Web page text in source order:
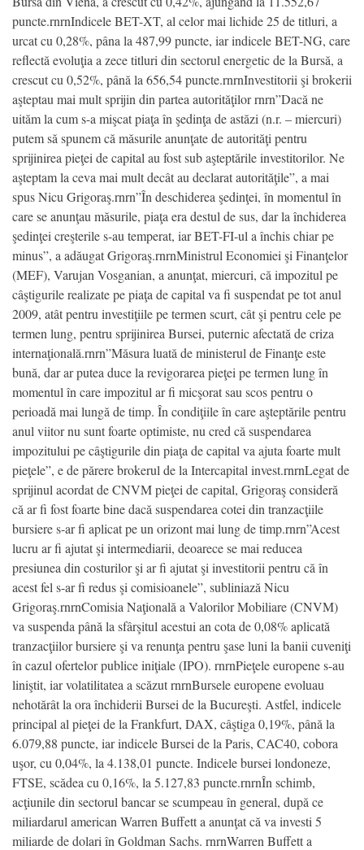
puncte.rnrnIndicele BET-XT, al celor mai lichide 25 de titluri, a
urcat cu 0,28%, pâna la 487,99 puncte, iar indicele BET-NG, care
reflectă evoluţia a zece titluri din sectorul energetic de la Bursă, a
crescut cu 0,52%, până la 656,54 puncte.rnrnInvestitorii şi brokerii
aşteptau mai mult sprijin din partea autorităţilor rnrn”Dacă ne
uităm la cum s-a mişcat piaţa în şedinţa de astăzi (n.r. – miercuri)
putem să spunem că măsurile anunţate de autorităţi pentru
sprijinirea pieţei de capital au fost sub aşteptările investitorilor. Ne
aşteptam la ceva mai mult decât au declarat autorităţile”, a mai
spus Nicu Grigoraş.rnrn”În deschiderea şedinţei, în momentul în
care se anunţau măsurile, piaţa era destul de sus, dar la închiderea
şedinţei creşterile s-au temperat, iar BET-FI-ul a închis chiar pe
minus”, a adăugat Grigoraş.rnrnMinistrul Economiei şi Finanţelor
(MEF), Varujan Vosganian, a anunţat, miercuri, că impozitul pe
câştigurile realizate pe piaţa de capital va fi suspendat pe tot anul
2009, atât pentru investiţiile pe termen scurt, cât şi pentru cele pe
termen lung, pentru sprijinirea Bursei, puternic afectată de criza
internaţională.rnrn”Măsura luată de ministerul de Finanţe este
bună, dar ar putea duce la revigorarea pieţei pe termen lung în
momentul în care impozitul ar fi micşorat sau scos pentru o
perioadă mai lungă de timp. În condiţiile în care aşteptările pentru
anul viitor nu sunt foarte optimiste, nu cred că suspendarea
impozitului pe câştigurile din piaţa de capital va ajuta foarte mult
pieţele”, e de părere brokerul de la Intercapital invest.rnrnLegat de
sprijinul acordat de CNVM pieţei de capital, Grigoraş consideră
că ar fi fost foarte bine dacă suspendarea cotei din tranzacţiile
bursiere s-ar fi aplicat pe un orizont mai lung de timp.rnrn”Acest
lucru ar fi ajutat şi intermediarii, deoarece se mai reducea
presiunea din costurilor şi ar fi ajutat şi investitorii pentru că în
acest fel s-ar fi redus şi comisioanele”, subliniază Nicu
Grigoraş.rnrnComisia Naţională a Valorilor Mobiliare (CNVM)
va suspenda până la sfârşitul acestui an cota de 0,08% aplicată
tranzacţiilor bursiere şi va renunţa pentru şase luni la banii cuveniţi
în cazul ofertelor publice iniţiale (IPO). rnrnPieţele europene s-au
liniştit, iar volatilitatea a scăzut rnrnBursele europene evoluau
nehotărât la ora închiderii Bursei de la Bucureşti. Astfel, indicele
principal al pieţei de la Frankfurt, DAX, câştiga 0,19%, până la
6.079,88 puncte, iar indicele Bursei de la Paris, CAC40, cobora
uşor, cu 0,04%, la 4.138,01 puncte. Indicele bursei londoneze,
FTSE, scădea cu 0,16%, la 5.127,83 puncte.rnrnÎn schimb,
acţiunile din sectorul bancar se scumpeau în general, după ce
miliardarul american Warren Buffett a anunţat că va investi 5
miliarde de dolari în Goldman Sachs. rnrnWarren Buffett a